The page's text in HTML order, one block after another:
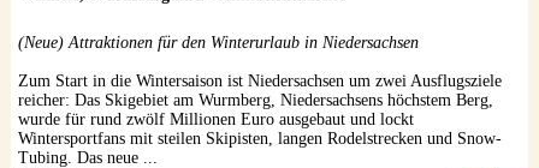
(Neue) Attraktionen für den Winterurlaub in Niedersachsen
Zum Start in die Wintersaison ist Niedersachsen um zwei Ausflugsziele
reicher: Das Skigebiet am Wurmberg, Niedersachsens höchstem Berg,
wurde für rund zwölf Millionen Euro ausgebaut und lockt
Wintersportfans mit steilen Skipisten, langen Rodelstrecken und Snow-
Tubing. Das neue ...